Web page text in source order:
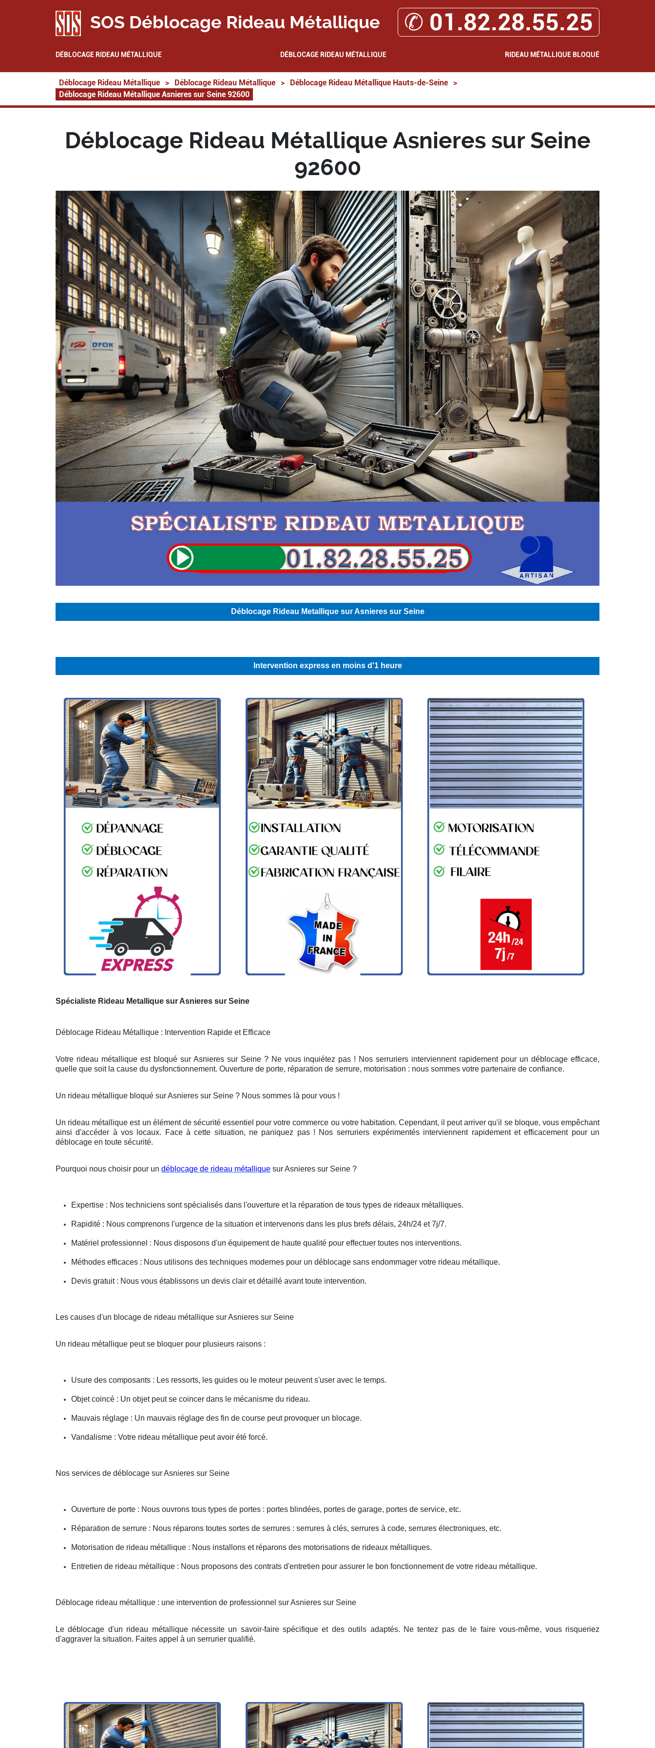
SOS Déblocage Rideau Métallique ✆ 01.82.28.55.25
DÉBLOCAGE RIDEAU MÉTALLIQUE DÉBLOCAGE RIDEAU MÉTALLIQUE RIDEAU MÉTALLIQUE BLOQUÉ
Déblocage Rideau Métallique > Déblocage Rideau Métallique > Déblocage Rideau Métallique Hauts-de-Seine
>
Déblocage Rideau Métallique Asnieres sur Seine 92600
Déblocage Rideau Métallique Asnieres sur Seine
92600
Déblocage Rideau Metallique sur Asnieres sur Seine
Intervention express en moins d'1 heure
Spécialiste Rideau Metallique sur Asnieres sur Seine
Déblocage Rideau Métallique : Intervention Rapide et Efficace
Votre rideau métallique est bloqué sur Asnieres sur Seine ? Ne vous inquiétez pas ! Nos serruriers interviennent rapidement pour un déblocage efficace,
quelle que soit la cause du dysfonctionnement. Ouverture de porte, réparation de serrure, motorisation : nous sommes votre partenaire de confiance.
Un rideau métallique bloqué sur Asnieres sur Seine ? Nous sommes là pour vous !
Un rideau métallique est un élément de sécurité essentiel pour votre commerce ou votre habitation. Cependant, il peut arriver qu'il se bloque, vous empêchant
ainsi d'accéder à vos locaux. Face à cette situation, ne paniquez pas ! Nos serruriers expérimentés interviennent rapidement et efficacement pour un
déblocage en toute sécurité.
Pourquoi nous choisir pour un déblocage de rideau métallique sur Asnieres sur Seine ?
Expertise : Nos techniciens sont spécialisés dans l'ouverture et la réparation de tous types de rideaux métalliques.
Rapidité : Nous comprenons l'urgence de la situation et intervenons dans les plus brefs délais, 24h/24 et 7j/7.
Matériel professionnel : Nous disposons d'un équipement de haute qualité pour effectuer toutes nos interventions.
Méthodes efficaces : Nous utilisons des techniques modernes pour un déblocage sans endommager votre rideau métallique.
Devis gratuit : Nous vous établissons un devis clair et détaillé avant toute intervention.
Les causes d'un blocage de rideau métallique sur Asnieres sur Seine
Un rideau métallique peut se bloquer pour plusieurs raisons :
Usure des composants : Les ressorts, les guides ou le moteur peuvent s'user avec le temps.
Objet coincé : Un objet peut se coincer dans le mécanisme du rideau.
Mauvais réglage : Un mauvais réglage des fin de course peut provoquer un blocage.
Vandalisme : Votre rideau métallique peut avoir été forcé.
Nos services de déblocage sur Asnieres sur Seine
Ouverture de porte : Nous ouvrons tous types de portes : portes blindées, portes de garage, portes de service, etc.
Réparation de serrure : Nous réparons toutes sortes de serrures : serrures à clés, serrures à code, serrures électroniques, etc.
Motorisation de rideau métallique : Nous installons et réparons des motorisations de rideaux métalliques.
Entretien de rideau métallique : Nous proposons des contrats d'entretien pour assurer le bon fonctionnement de votre rideau métallique.
Déblocage rideau métallique : une intervention de professionnel sur Asnieres sur Seine
Le déblocage d'un rideau métallique nécessite un savoir-faire spécifique et des outils adaptés. Ne tentez pas de le faire vous-même, vous risqueriez
d'aggraver la situation. Faites appel à un serrurier qualifié.